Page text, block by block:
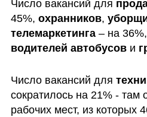
Число вакансий для
45%, охранников,
телемаркетинга
водителей автобусов и
Число вакансий для
сократилось на 21% - там
рабочих мест, из которых